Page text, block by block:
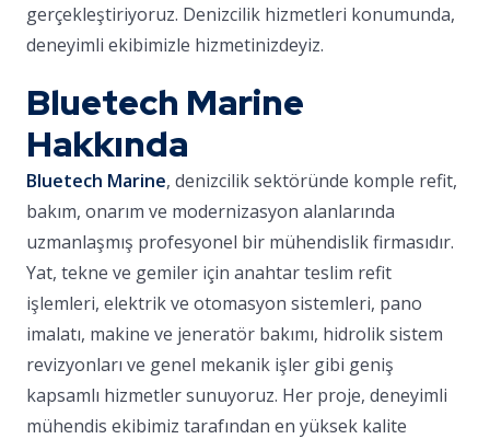
gerçekleştiriyoruz. Denizcilik hizmetleri konumunda,
deneyimli ekibimizle hizmetinizdeyiz.
Bluetech Marine
Hakkında
Bluetech Marine, denizcilik sektöründe komple refit,
bakım, onarım ve modernizasyon alanlarında
uzmanlaşmış profesyonel bir mühendislik firmasıdır.
Yat, tekne ve gemiler için anahtar teslim refit
işlemleri, elektrik ve otomasyon sistemleri, pano
imalatı, makine ve jeneratör bakımı, hidrolik sistem
revizyonları ve genel mekanik işler gibi geniş
kapsamlı hizmetler sunuyoruz. Her proje, deneyimli
mühendis ekibimiz tarafından en yüksek kalite